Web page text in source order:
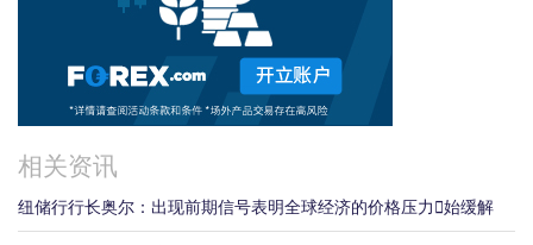
相关资讯
纽储行行长奥尔：出现前期信号表明全球经济的价格压力𫔭始缓解